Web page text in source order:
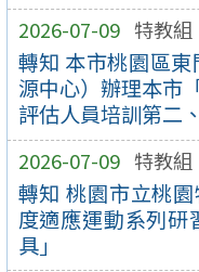
2026-07-09 特教組
轉知 本市桃園區
源中心）辦理本市
評估人員培訓第二
2026-07-09 特教組
轉知 桃園市立桃
度適應運動系列
具」